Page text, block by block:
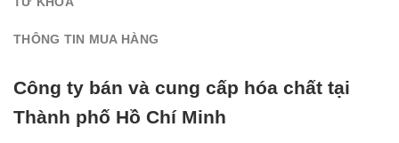
THÔNG TIN MUA HÀNG
Công ty bán và cung cấp hóa chất tại
Thành phố Hồ Chí Minh